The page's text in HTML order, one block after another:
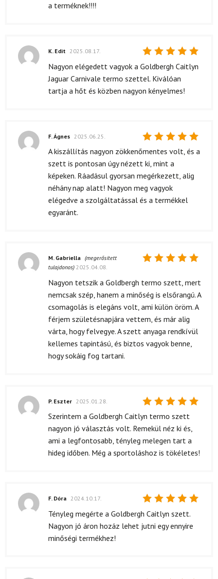
a terméknek!!!!
Értékelés:
/ 5
K. Edit 2025.08.17.
Nagyon elégedett vagyok a Goldbergh Caitlyn
Jaguar Carnivale termo szettel. Kiválóan
tartja a hőt és közben nagyon kényelmes!
Értékelés:
F. Ágnes 2025.06.25.
A kiszállítás nagyon zökkenőmentes volt, és a
szett is pontosan úgy nézett ki, mint a
képeken. Ráadásul gyorsan megérkezett, alig
néhány nap alatt! Nagyon meg vagyok
elégedve a szolgáltatással és a termékkel
egyaránt.
5/ 5
M. Gabriella (megerősített
tulajdonos) 2025.04.08.
Nagyon tetszik a Goldbergh termo szett, mert
nemcsak szép, hanem a minőség is elsőrangú. A
csomagolás is elegáns volt, ami külön öröm. A
férjem születésnapjára vettem, és már alig
várta, hogy felvegye. A szett anyaga rendkívül
kellemes tapintású, és biztos vagyok benne,
hogy sokáig fog tartani.
Értékelés:
P. Eszter 2025.01.28.
Szerintem a Goldbergh Caitlyn termo szett
nagyon jó választás volt. Remekül néz ki és,
ami a legfontosabb, tényleg melegen tart a
hideg időben. Még a sportoláshoz is tökéletes!
Értékelés:
/ 5
F. Dóra 2024.10.17.
Tényleg megérte a Goldbergh Caitlyn szett.
Nagyon jó áron hozáz lehet jutni egy ennyire
minőségi termékhez!